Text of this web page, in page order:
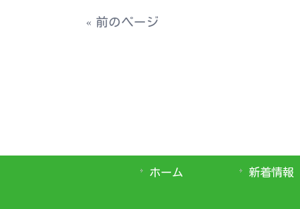
« 前のページ
ホーム 新着情報